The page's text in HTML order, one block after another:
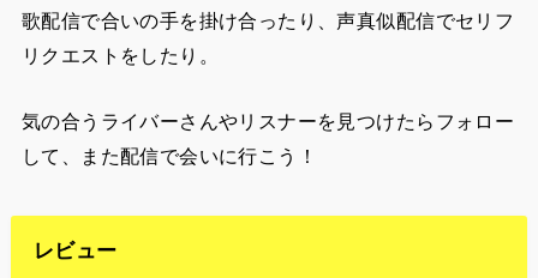
歌配信で合いの手を掛け合ったり、声真似配信でセリフ
リクエストをしたり。
気の合うライバーさんやリスナーを見つけたらフォロー
して、また配信で会いに行こう！
レビュー